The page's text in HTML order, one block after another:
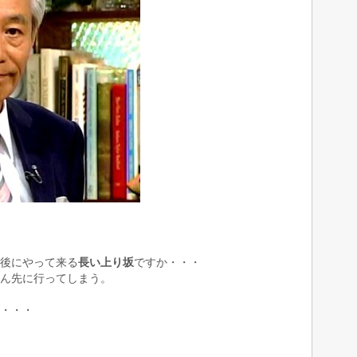
にやって来る長い上り坂ですか・・・
先に行ってしまう。
・・